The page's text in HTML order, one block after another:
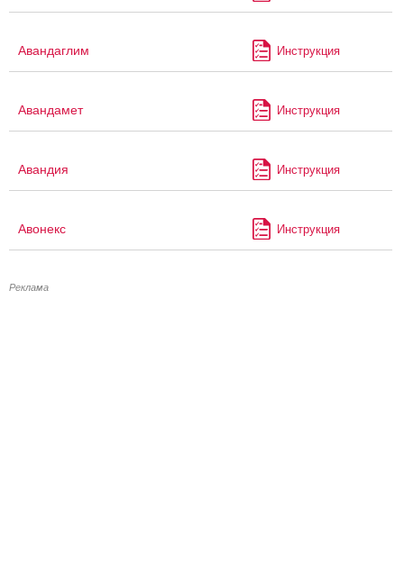
Авандаглим Инструкция
Авандамет Инструкция
Авандия Инструкция
Авонекс Инструкция
Реклама